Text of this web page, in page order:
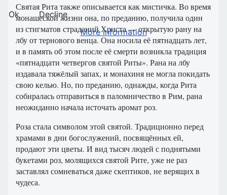
Святая Рита также описывается как мистичка. Во время
монашеской жизни она, по преданию, получила один
из стигматов страданий Христа — открытую рану на
лбу от тернового венца. Она носила её пятнадцать лет,
и в память об этом после её смерти возникла традиция
«пятнадцати четвергов святой Риты». Рана на лбу
издавала тяжёлый запах, и монахиня не могла покидать
свою келью. Но, по преданию, однажды, когда Рита
собиралась отправиться в паломничество в Рим, рана
неожиданно начала источать аромат роз.
Роза стала символом этой святой. Традиционно перед
храмами в дни богослужений, посвящённых ей,
продают эти цветы. И вид тысяч людей с поднятыми
букетами роз, молящихся святой Рите, уже не раз
заставлял сомневаться даже скептиков, не верящих в
чудеса.
Ok
Decline
More information